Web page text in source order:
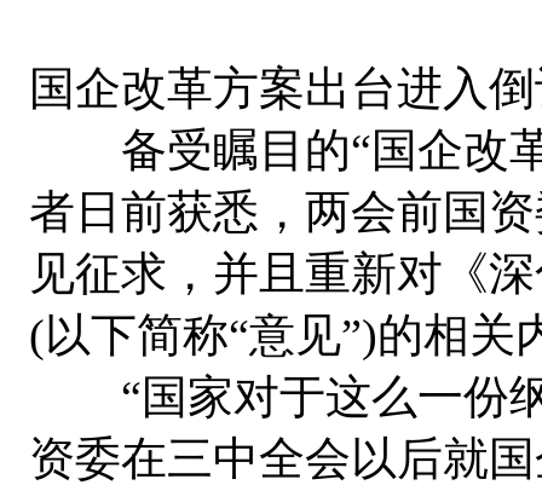
国企改革方案出台进入
备受瞩目的“国企改革
者日前获悉，两会前国
见征求，并且重新对《
(以下简称“意见”)的相
“国家对于这么一份纲
资委在三中全会以后就